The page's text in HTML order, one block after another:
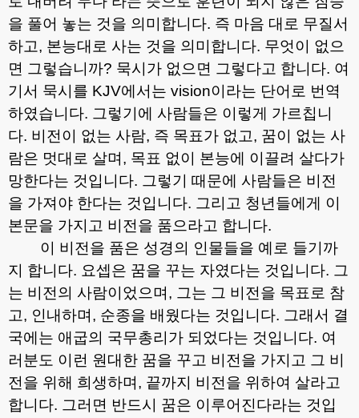
을 풀어 놓는 것을 의미합니다. 즉 마음 대로 무질서
하고, 본능대로 사는 것을 의미합니다. 무엇이 없으
면 그렇습니까? 묵시가 없으면 그렇다고 합니다. 여
기서 묵시를 KJV에서는 vision이라는 단어로 번역
하였습니다. 그렇기에 사람들은 이렇게 가르칩니
다. 비전이 없는 사람, 즉 목표가 없고, 꿈이 없는 사
람은 멋대로 살며 , 목표 없이 본능에 이끌려 살다가
망한다는 것입니다. 그렇기 때문에 사람들은 비전
을 가져야 한다는 것입니다. 그리고 청년들에게 이
본문을 가지고 비전을 품으라고 합니다.
이 비전을 품은 성경의 인물들을 예로 들기까
지 합니다. 요셉은 꿈을 꾸는 자였다는 것입니다. 그
는 비전의 사람이었으며 , 그는 그 비전을 목표로 참
고, 인내하며 , 순종을 배웠다는 것입니다. 그래서 결
국에는 애굽의 국무총리가 되었다는 것입니다. 여
러분도 이런 원대한 꿈을 꾸고 비전을 가지고 그 비
전을 위해 희생하며 , 끝까지 비전을 위하여 살라고
합니다. 그러면 반드시 꿈은 이루어진다라는 것입